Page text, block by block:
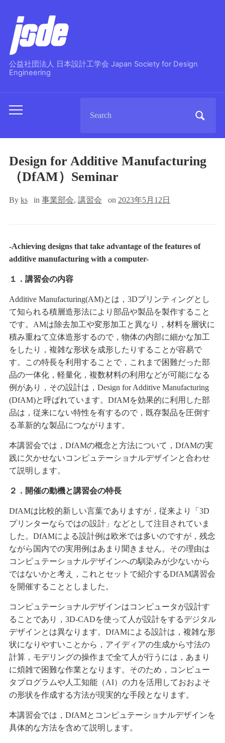
公益社団法人 日本設計工学会 Japan Society for Design
Engineering
Toggle
menu
for:
Design for Additive Manufacturing
（DfAM）Seminar
By ks in 事業部会, 講習会 on 2023年5月12日
-Achieving designs that take advantage of the features of
additive manufacturing with a computer-
１．講習会の内容
Additive Manufacturing(AM)とは，3Dプリンティングとし
て知られる積層造形法により部品や製品を製作すること
です。AMは除去加工や変形加工と異なり，材料を層状に
積み重ねて立体造形するので，物体の内部に細かな加工
をしたり，複雑な形状を成形したりすることが容易で
す。この特長を利用することで，これまで困難だった部
品の一体化，軽量化，複数材料の利用などが可能になる
例があり，その設計は，Design for Additive Manufacturing
(DfAM)と呼ばれています。DfAMを効果的に利用した部
品は，従来にない特性を有するので，既存製品を圧倒す
る革新的な製品につながります。
本講習会では，DfAMの概念と方法について，DfAMの実
践に欠かせないコンピュテーショナルデザインと合わせ
て説明します。
２．開催の動機と講習会の特長
DfAMは比較的新しい言葉でありますが，従来より「3D
プリンターならではの設計」などとして注目されていま
した。DfAMによる設計例は欧米では多いのですが，残念
ながら国内での実用例はあまり聞きません。その理由は
コンピュテーショナルデザインへの馴染みが少ないから
ではないかと考え，これとセットで紹介するDfAM講習会
を開催することとしました。
コンピュテーショナルデザインはコンピュータが設計す
ることであり，3D-CADを使って人が設計をするデジタル
デザインとは異なります。DfAMによる設計は，複雑な形
状になりやすいことから，アイディアの生成から寸法の
計算，モデリングの操作まで全て人が行うには，あまり
に煩雑で困難な作業となります。そのため，コンピュー
タプログラムや人工知能（AI）の力を活用しておおよそ
の形状を作成する方法が現実的な手段となります。
本講習会では，DfAMとコンピュテーショナルデザインを
具体的な方法を含めて説明します。